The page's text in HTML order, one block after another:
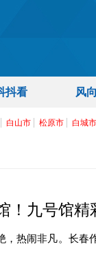
抖看 风
！九号馆精
热闹非凡。长